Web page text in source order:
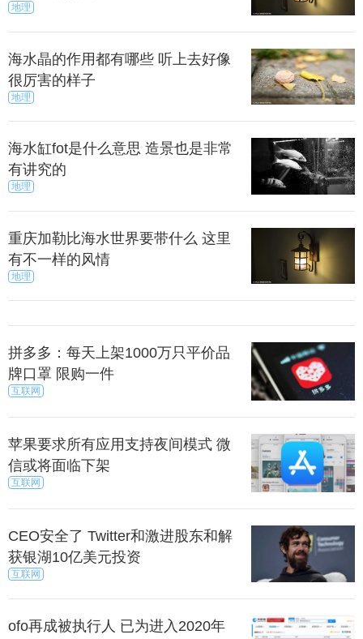
地理
海水晶的作用都有哪些 听上去好像
很厉害的样子
地理
海水缸fot是什么意思 造景也是非常
有讲究的
地理
重庆加勒比海水世界要带什么 这里
有不一样的风情
地理
拼多多：每天上架1000万只平价品
牌口罩 限购一件
互联网
苹果要求所有应用支持夜间模式 微
信或将面临下架
互联网
CEO安全了 Twitter和激进股东和解
获银湖10亿美元投资
互联网
ofo再成被执行人 已为进入2020年